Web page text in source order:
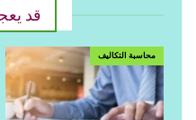
قد
محاسبة التكاليف